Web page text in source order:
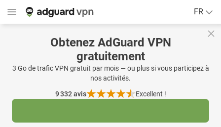
FR
Obtenez AdGuard VPN
gratuitement
3 Go de trafic VPN gratuit par mois — ou plus si vous participez à
nos activités.
9 332avis Excellent !